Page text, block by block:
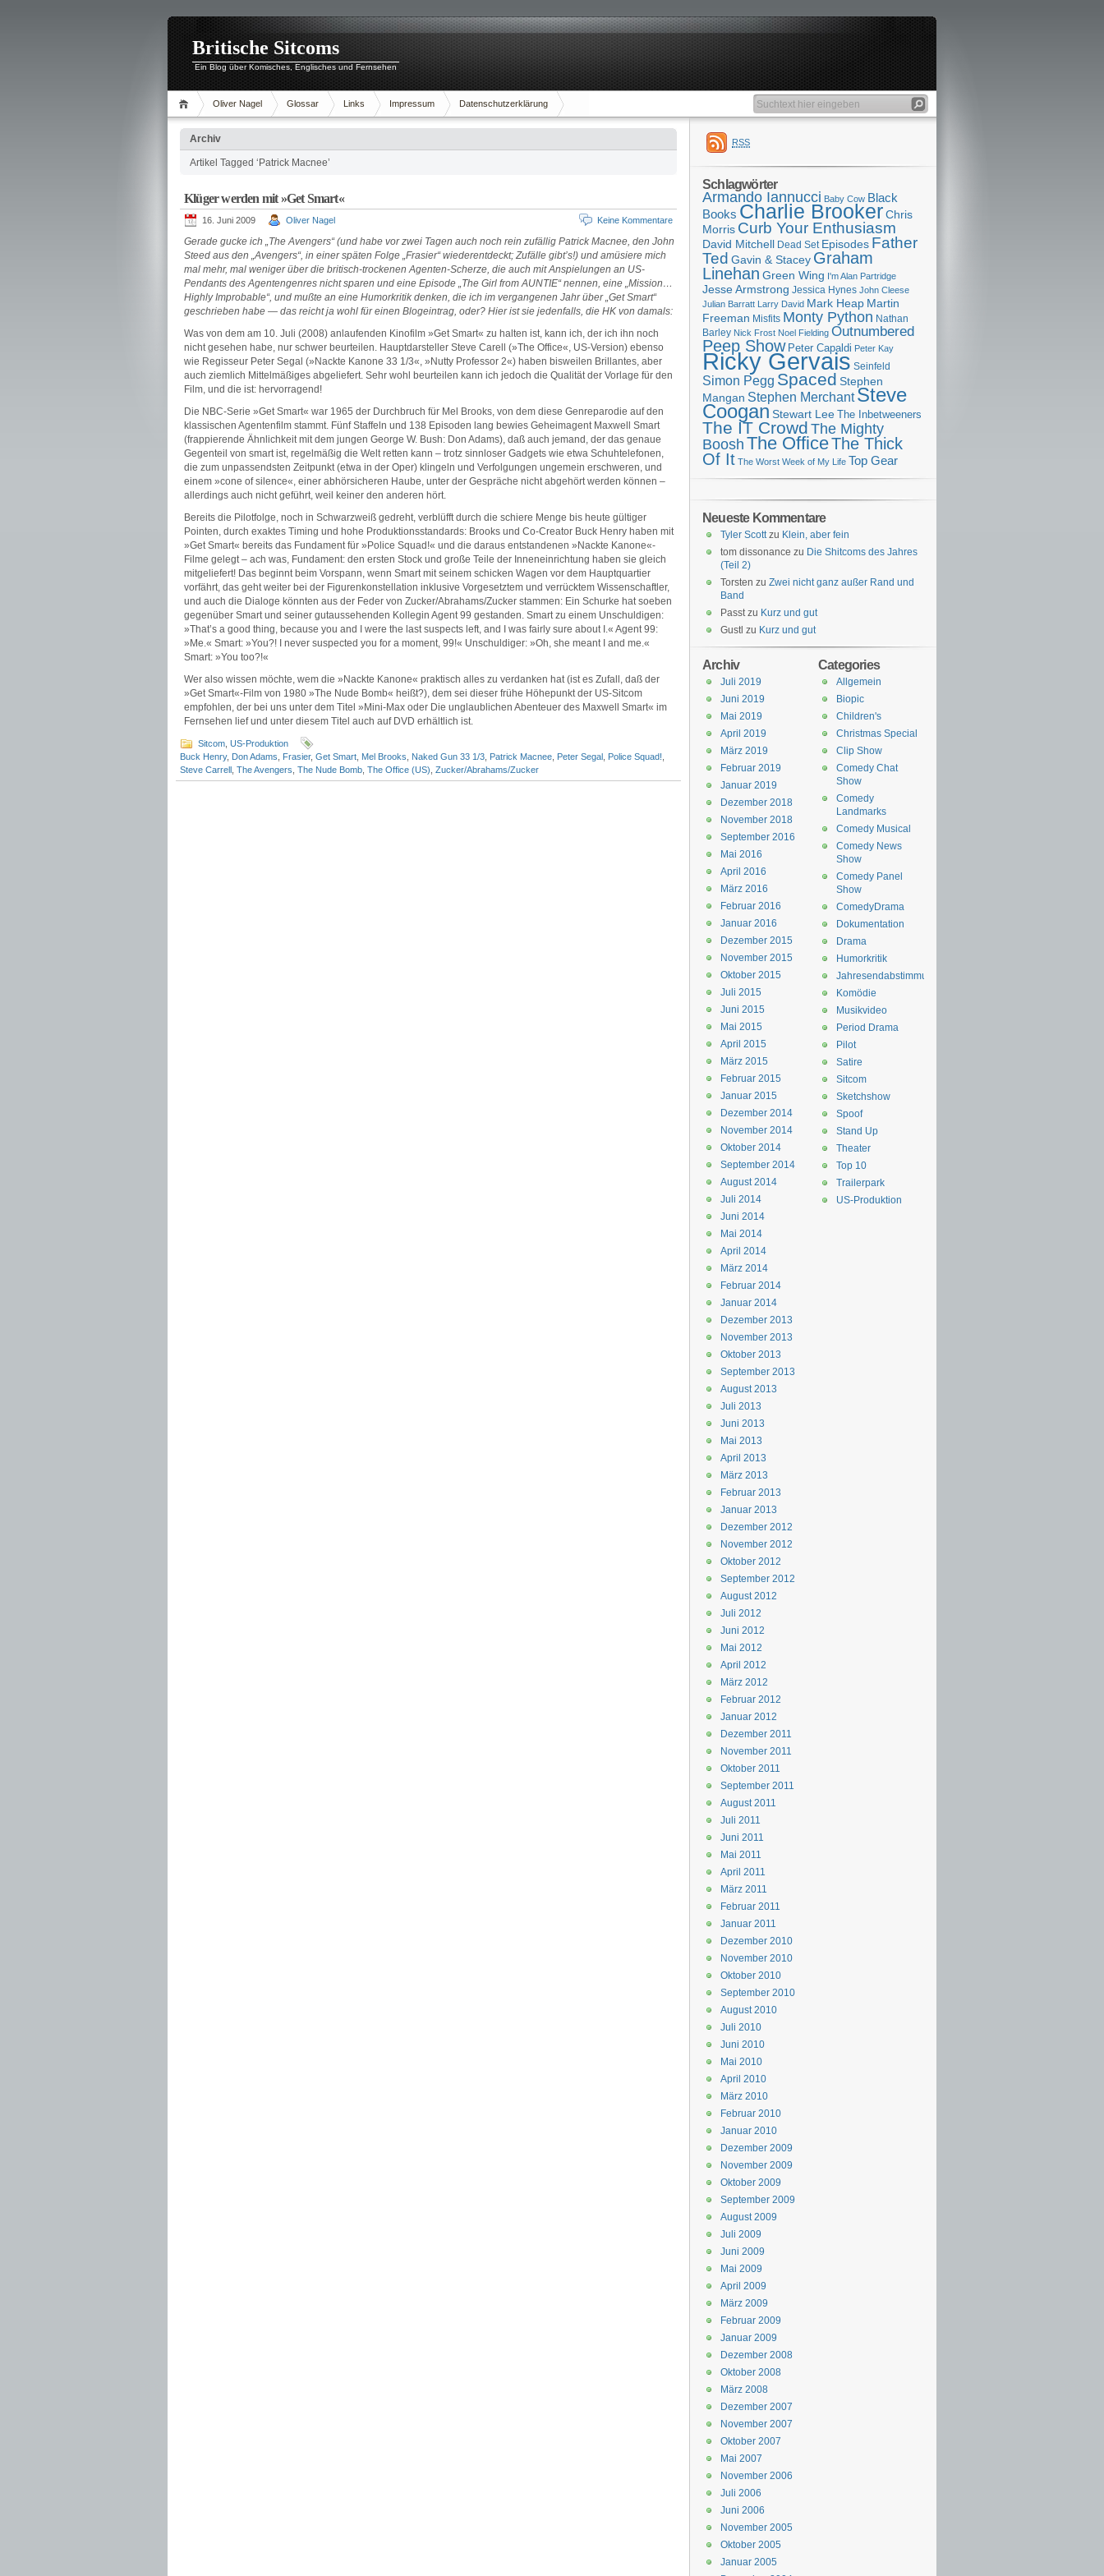
Britische Sitcoms
Ein Blog über Komisches, Englisches und Fernsehen
Oliver Nagel Glossar Links Impressum Datenschutzerklärung
Archiv
Artikel Tagged ‘Patrick Macnee’
Klüger werden mit »Get Smart«
16. Juni 2009 Oliver Nagel Keine Kommentare
Gerade gucke ich „The Avengers“ (und habe vor zwei Tagen auch noch rein zufällig Patrick Macnee, den John
Steed aus den „Avengers“, in einer späten Folge „Frasier“ wiederentdeckt; Zufälle gibt’s!) und amüsiere mich
mal mehr, mal weniger über die britisch-trockenen Agenten-Scherze, die auch mit Anspielungen an US-
Pendants des Agentengenres nicht sparen und eine Episode „The Girl from AUNTIE“ nennen, eine „Mission…
Highly Improbable“, und mußte an eine Humorkritik denken, die ich im vergangenen Jahr über „Get Smart“
geschrieben habe — das reicht ja wohl für einen Blogeintrag, oder? Hier ist sie jedenfalls, die HK von damals:
Was von dem am 10. Juli (2008) anlaufenden Kinofilm »Get Smart« zu halten ist, kann ich, der ich ihn noch
nicht gesehen habe, nur schwer beurteilen. Hauptdarsteller Steve Carell (»The Office«, US-Version) ebenso
wie Regisseur Peter Segal (»Nackte Kanone 33 1/3«, »Nutty Professor 2«) haben bisweilen Brillantes, aber
auch ziemlich Mittelmäßiges abgeliefert. Sehr wohl beurteilen kann ich jedoch die Qualität der Vorlage für den
Film, und die ist: hervorragend!
Die NBC-Serie »Get Smart« war 1965 der Durchbruch für Mel Brooks, von dem diese Genreparodie auf den
klassischen Agentenfilm stammt. Fünf Staffeln und 138 Episoden lang bewies Geheimagent Maxwell Smart
(frappierende Ähnlichkeit mit dem jungen George W. Bush: Don Adams), daß auch jemand, der das genaue
Gegenteil von smart ist, regelmäßig die Welt retten kann – trotz sinnloser Gadgets wie etwa Schuhtelefonen,
die zum unpassendsten Zeitpunkt (etwa in der Oper) klingeln und Verfolgungen un­gemein erschweren, und
einem »cone of ­silence«, einer abhörsicheren Haube, unter der Gespräche nicht abgehört werden können –
allerdings auch nicht geführt, weil ­keiner den anderen hört.
Bereits die Pilotfolge, noch in Schwarzweiß gedreht, verblüfft durch die schiere Menge bis heute gültiger
Pointen, durch exaktes Timing und hohe Produktionsstandards: Brooks und Co-Creator Buck Henry haben mit
»Get Smart« bereits das Fundament für »Police Squad!« und die daraus entstandenen »Nackte Kanone«-
Filme gelegt – ach was, Fundament: den ersten Stock und große Teile der Inneneinrichtung haben sie gleich
mitgeliefert! Das beginnt beim Vorspann, wenn Smart mit seinem schicken Wagen vor dem Hauptquartier
vorfährt, das geht weiter bei der Figurenkonstellation inklusive Vorgesetztem und verrücktem Wissenschaftler,
und auch die Dialoge könnten aus der Feder von Zucker/Abrahams/Zucker stammen: Ein Schurke hat soeben
gegenüber Smart und seiner gutaussehenden Kollegin Agent 99 gestanden. Smart zu einem Unschuldigen:
»That’s a good thing, because you and I were the last suspects left, and I was fairly sure about I.« Agent 99:
»Me.« Smart: »You?! I ­never suspected you for a moment, 99!« ­Unschuldiger: »Oh, she meant I and me.«
Smart: »You too?!«
Wer also wissen möchte, wem die »Nackte Kanone« praktisch alles zu verdanken hat (ist es Zufall, daß der
»Get Smart«-Film von 1980 »The Nude Bomb« heißt?), dem sei dieser frühe Höhepunkt der US-Sitcom
empfohlen, der bei uns unter dem Titel »Mini-Max oder Die unglaublichen Abenteuer des ­Maxwell Smart« im
Fernsehen lief und unter diesem Titel auch auf DVD erhältlich ist.
Sitcom US-Produktion
Buck Henry, Don Adams Frasier, Get Smart Mel Brooks Naked Gun 33 1/3 Patrick Macnee Peter Segal Police Squad!
Steve Carrell The Avengers The Nude Bomb The Office (US) Zucker/Abrahams/Zucker
RSS
Schlagwörter
Armando Iannucci Baby Cow Black
Books Charlie BrookerChris
Morris Curb Your Enthusiasm
David Mitchell Dead Set Episodes Father
Ted Gavin & Stacey Graham
Linehan Green Wing I'm Alan Partridge
Jesse Armstrong Jessica Hynes John Cleese
Julian Barratt Larry David Mark Heap Martin
Freeman Misfits Monty Python Nathan
Barley Nick Frost Noel Fielding Outnumbered
Peep Show Peter Capaldi Peter Kay
Ricky Gervais Seinfeld
Simon Pegg Spaced Stephen
Mangan Stephen Merchant Steve
CooganStewart Lee The Inbetweeners
The IT Crowd The Mighty
Boosh The OfficeThe Thick
Of It The Worst Week of My Life Top Gear
Neueste Kommentare
Tyler Scottzu Klein, aber fein
tom dissonance zu Die Shitcoms des Jahres
(Teil 2)
Torsten zu Zwei nicht ganz außer Rand und
Band
Passtzu Kurz und gut
Gustl zu Kurz und gut
Categories
Allgemein
Biopic
Children's
Christmas Special
Clip Show
Comedy Chat
Show
Comedy
Landmarks
Comedy Musical
Comedy News
Show
Comedy Panel
Show
ComedyDrama
Dokumentation
Drama
Humorkritik
Jahresendabstimmung
Komödie
Musikvideo
Period Drama
Pilot
Satire
Sitcom
Sketchshow
Spoof
Stand Up
Theater
Top 10
Trailerpark
US-Produktion
Archiv
Juli 2019
Juni 2019
Mai 2019
April 2019
März 2019
Februar 2019
Januar 2019
Dezember 2018
November 2018
September 2016
Mai 2016
April 2016
März 2016
Februar 2016
Januar 2016
Dezember 2015
November 2015
Oktober 2015
Juli 2015
Juni 2015
Mai 2015
April 2015
März 2015
Februar 2015
Januar 2015
Dezember 2014
November 2014
Oktober 2014
September 2014
August 2014
Juli 2014
Juni 2014
Mai 2014
April 2014
März 2014
Februar 2014
Januar 2014
Dezember 2013
November 2013
Oktober 2013
September 2013
August 2013
Juli 2013
Juni 2013
Mai 2013
April 2013
März 2013
Februar 2013
Januar 2013
Dezember 2012
November 2012
Oktober 2012
September 2012
August 2012
Juli 2012
Juni 2012
Mai 2012
April 2012
März 2012
Februar 2012
Januar 2012
Dezember 2011
November 2011
Oktober 2011
September 2011
August 2011
Juli 2011
Juni 2011
Mai 2011
April 2011
März 2011
Februar 2011
Januar 2011
Dezember 2010
November 2010
Oktober 2010
September 2010
August 2010
Juli 2010
Juni 2010
Mai 2010
April 2010
März 2010
Februar 2010
Januar 2010
Dezember 2009
November 2009
Oktober 2009
September 2009
August 2009
Juli 2009
Juni 2009
Mai 2009
April 2009
März 2009
Februar 2009
Januar 2009
Dezember 2008
Oktober 2008
März 2008
Dezember 2007
November 2007
Oktober 2007
Mai 2007
November 2006
Juli 2006
Juni 2006
November 2005
Oktober 2005
Januar 2005